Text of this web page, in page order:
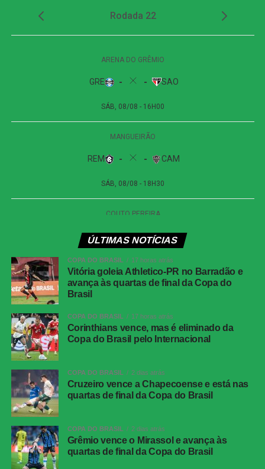
A lesão aconteceu nos minutos iniciais do confronto
do Mundo. Apesar do desconforto, Paquetá tentou
permanecer na partida, mas a gravidade do problema
auxílio dos companheiros para chegar ao vestiário, sendo
substituído por Endrick logo em seguida. Exames
realizados posteriormente confirmaram a gravidade da
crucial da competição.
A perda de Paquetá é um golpe estratégico significativo
para o técnico Carlo Ancelotti. O meia havia se tornado
peça fundamental no esquema tático, sendo titular em
todos os quatro compromissos do Brasil até aqui no
Mundial. Com a ausência também de Raphinha, a
comissão técnica precisará buscar alternativas para
manter o equilíbrio e a criatividade do setor central da
equipe para os próximos desafios.
O Brasil agora volta suas atenções para o duelo contra a
Noruega, agendado para o próximo domingo, dia 5 de
julho. A partida será realizada no MetLife Stadium, em
Nova Jersey, com início previsto para as 17 horas (de
Brasília). Sem um de seus principais articuladores, a
Seleção buscará a vitória para seguir firme em sua
trajetória rumo ao título mundial.
COMENTE ABAIXO:
ÚLTIMAS NOTÍCIAS
COPA DO BRASIL 17 horas atrás
Vitória goleia Athletico-PR no Barradão e
avança às quartas de final da Copa do
Brasil
COPA DO BRASIL 17 horas atrás
Corinthians vence, mas é eliminado da
Copa do Brasil pelo Internacional
COPA DO BRASIL 2 dias atrás
Cruzeiro vence a Chapecoense e está nas
quartas de final da Copa do Brasil
COPA DO BRASIL 2 dias atrás
Grêmio vence o Mirassol e avança às
quartas de final da Copa do Brasil